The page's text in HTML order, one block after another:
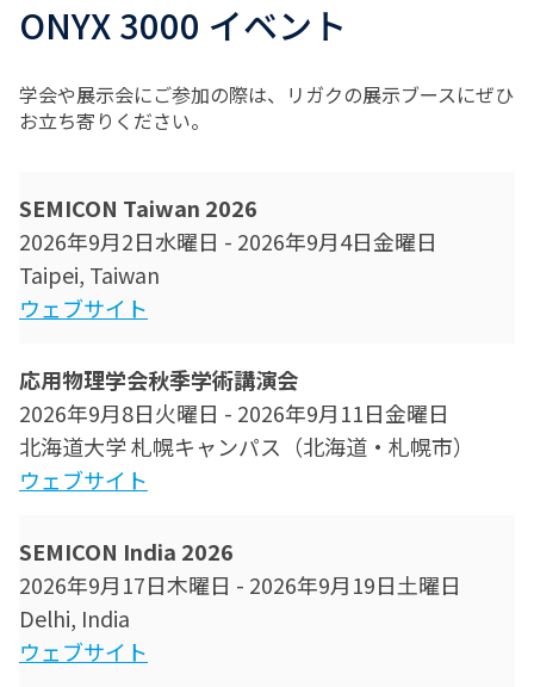
ONYX 3000 イベント
学会や展示会にご参加の際は、リガクの展示ブースにぜひ
お立ち寄りください。
SEMICON Taiwan 2026
2026年9月2日水曜日 - 2026年9月4日金曜日
Taipei, Taiwan
ウェブサイト
応用物理学会秋季学術講演会
2026年9月8日火曜日 - 2026年9月11日金曜日
北海道大学 札幌キャンパス（北海道・札幌市）
ウェブサイト
SEMICON India 2026
2026年9月17日木曜日 - 2026年9月19日土曜日
Delhi, India
ウェブサイト